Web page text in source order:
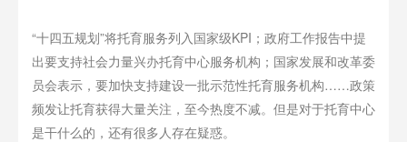
“十四五规划”将托育服务列入国家级KPI；政府工作报告中提
出要支持社会力量兴办托育中心服务机构；国家发展和改革委
员会表示，要加快支持建设一批示范性托育服务机构……政策
频发让托育获得大量关注，至今热度不减。但是对于托育中心
是干什么的，还有很多人存在疑惑。